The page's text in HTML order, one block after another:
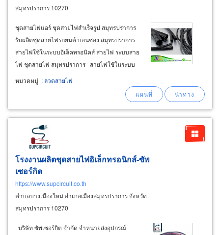
สมุทรปราการ 10270
ชุดสายไฟแอร์ ชุดสายไฟสำเร็จรูป สมุทรปราการ
รับผลิตชุดสายไฟรถยนต์ บอนซอง สมุทรปราการ
สายไฟใช้ในระบบอิเล็คทรอนิคส์ สายไฟ ระบบสาย
ไฟ ชุดสายไฟ สมุทรปราการ สายไฟใช้ในระบบ
อิเล็คทรอนิคส์ บอนซอง สมุทรปราการ รับผลิตท่อ
ร้อยสาย ท่อกระดูกงู สมุทรปราการ welding m/c,
หมวดหมู่ : ลวดสายไฟ
โรงงานผลิตชุดสายไฟอิเล็กทรอนิกส์-ซัพ
เซอร์กิต
https://www.supcircuit.co.th
ตำบลบางเมืองใหม่ อำเภอเมืองสมุทรปราการ จังหวัด
สมุทรปราการ 10270
บริษัท ซัพเซอร์กิต จำกัด จำหน่ายส่งอุปกรณ์